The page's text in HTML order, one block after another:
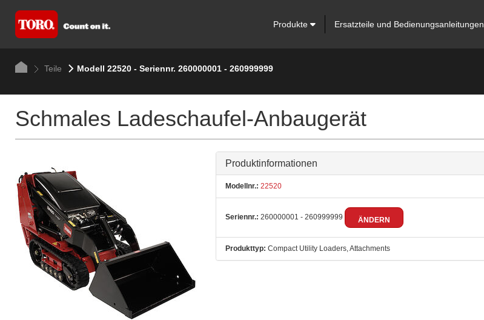
Produkte Ersatzteile und Bedienungsanleitungen
Teile Modell 22520 - Seriennr. 260000001 - 260999999
Schmales Ladeschaufel-Anbaugerät
Produktinformationen
Modellnr.: 22520
Seriennr.: 260000001 - 260999999 ÄNDERN
Produkttyp: Compact Utility Loaders, Attachments